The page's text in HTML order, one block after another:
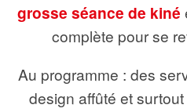
grosse séance de kiné
complète pour se
Au programme : des
design affûté et